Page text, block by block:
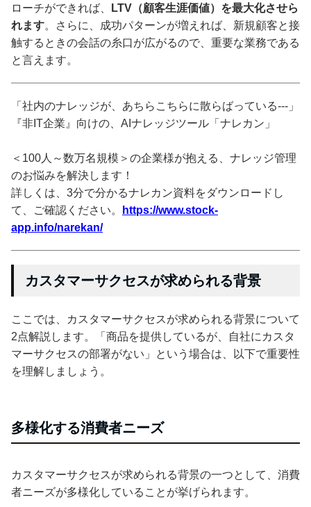
ローチができれば、
LTV（顧客生涯価値）を最大化させら
れます。さらに、成功パターンが増えれば、新規顧客と接
触するときの会話の糸口が広がるので、重要な業務である
と言えます。
「社内のナレッジが、あちらこちらに散らばっている---」
『非IT企業』向けの、AIナレッジツール「ナレカン」
＜100人～数万名規模＞の企業様が抱える、ナレッジ管理
のお悩みを解決します！
詳しくは、3分で分かるナレカン資料をダウンロードし
て、ご確認ください。
https://www.stock-
app.info/narekan/
カスタマーサクセスが求められる背景
ここでは、カスタマーサクセスが求められる背景について
2点解説します。「商品を提供しているが、自社にカスタ
マーサクセスの部署がない」という場合は、以下で重要性
を理解しましょう。
多様化する消費者ニーズ
カスタマーサクセスが求められる背景の一つとして、消費
者ニーズが多様化していることが挙げられます。